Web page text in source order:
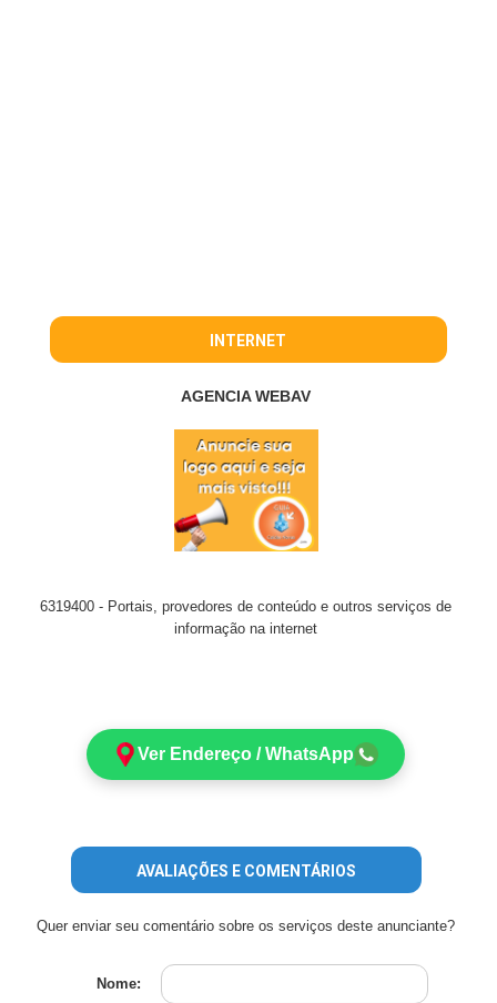
INTERNET
AGENCIA WEBAV
6319400 - Portais, provedores de conteúdo e outros serviços de
informação na internet
Ver Endereço / WhatsApp
AVALIAÇÕES E COMENTÁRIOS
Quer enviar seu comentário sobre os serviços deste anunciante?
Nome: